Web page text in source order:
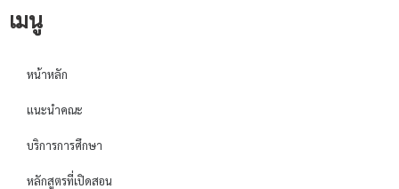
เมนู
หน้าหลัก
แนะนำคณะ
บริการการศึกษา
หลักสูตรที่เปิดสอน